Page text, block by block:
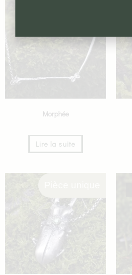
Morphée
Lire la suite